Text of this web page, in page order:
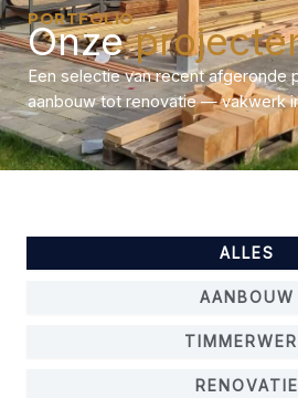
PORTFOLIO
Onze
Een selectie van recent afgeronde
aanbouw tot renovatie — vakwerk
ALLES
AANBOUW
RENOVATIE